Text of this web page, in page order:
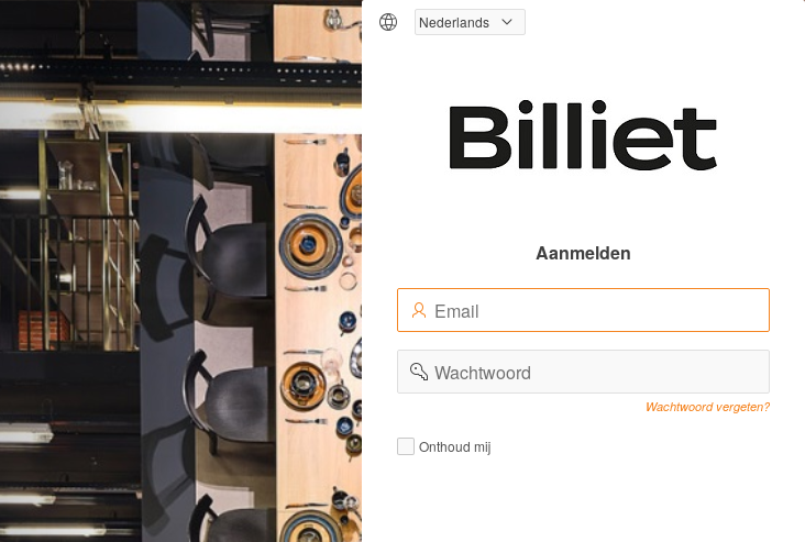
Aanmelden
mailadres(Value
Required)
Wachtwoord
(Value
Required)
Wachtwoord vergeten?
Remember
me
Remember
Onthoud mij